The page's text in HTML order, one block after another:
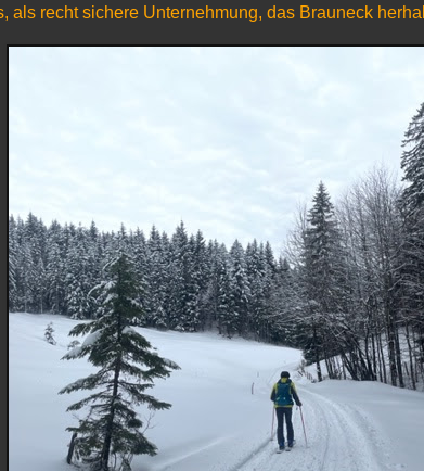
als recht sichere Unternehmung, das Brauneck